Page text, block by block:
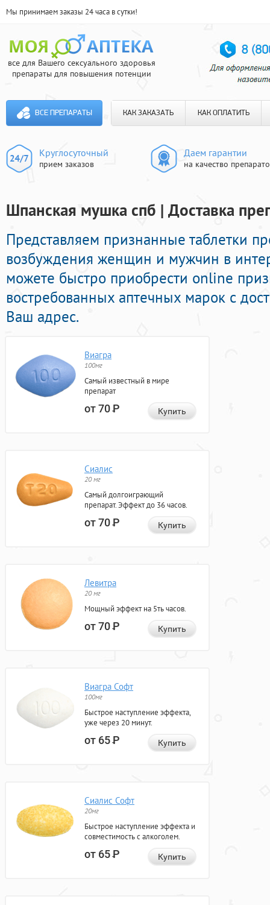
Мы принимаем заказы 24 часа в сутки!
все для Вашего сексуального здоровья
препараты для повышения потенции
ВСЕ ПРЕПАРАТЫ КАК ЗАКАЗАТЬ КАК ОПЛАТИТЬ
Круглосуточный
прием заказов
Даем гарантии
на качество
Шпанская мушка спб | Доставка
Представляем признанные таблетки
возбуждения женщин и мужчин в
можете быстро приобрести online
востребованных аптечных марок с
Ваш адрес.
Виагра
100мг
Самый известный в мире
препарат
от 70Р Купить
Сиалис
20 мг
Самый долгоиграющий
препарат. Эффект до 36 часов.
от 70Р Купить
Левитра
20 мг
Мощный эффект на 5ть часов.
от 70Р Купить
Виагра Софт
100мг
Быстрое наступление эффекта,
уже через 20 минут.
от 65Р Купить
Сиалис Софт
20мг
Быстрое наступление эффекта и
совместимость с алкоголем.
от 65Р Купить